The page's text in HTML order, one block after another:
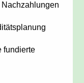
fundierte